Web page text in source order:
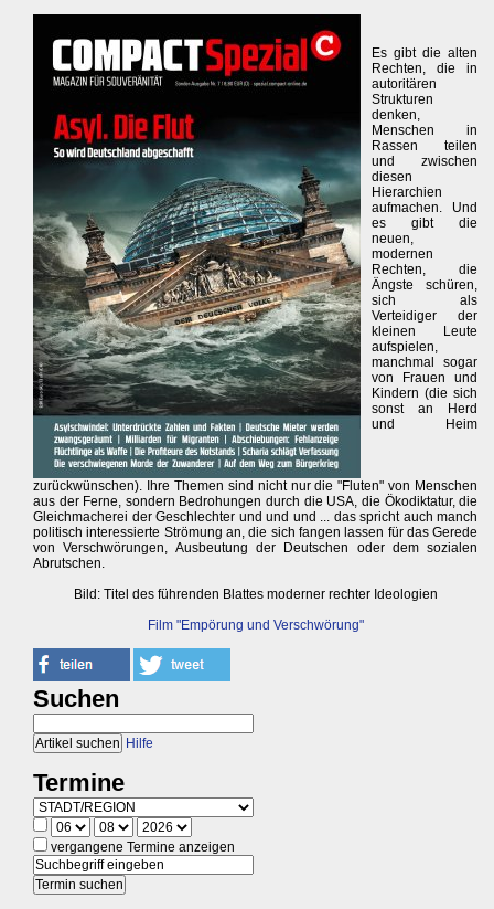
Es gibt die alten
Rechten, die in
autoritären
Strukturen
denken,
Menschen in
Rassen teilen
und zwischen
diesen
Hierarchien
aufmachen. Und
es gibt die
neuen,
modernen
Rechten, die
Ängste schüren,
sich als
Verteidiger der
kleinen Leute
aufspielen,
manchmal sogar
von Frauen und
Kindern (die sich
sonst an Herd
und Heim
zurückwünschen). Ihre Themen sind nicht nur die "Fluten" von Menschen
aus der Ferne, sondern Bedrohungen durch die USA, die Ökodiktatur, die
Gleichmacherei der Geschlechter und und und ... das spricht auch manch
politisch interessierte Strömung an, die sich fangen lassen für das Gerede
von Verschwörungen, Ausbeutung der Deutschen oder dem sozialen
Abrutschen.
Bild: Titel des führenden Blattes moderner rechter Ideologien
Film "Empörung und Verschwörung"
Suchen
Hilfe
Termine
vergangene Termine anzeigen